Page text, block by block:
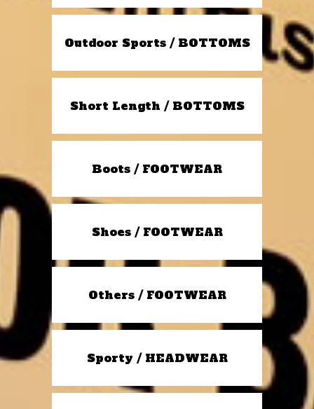
Outdoor Sports / BOTTOMS
Short Length / BOTTOMS
Boots / FOOTWEAR
Shoes / FOOTWEAR
Others / FOOTWEAR
Sporty / HEADWEAR